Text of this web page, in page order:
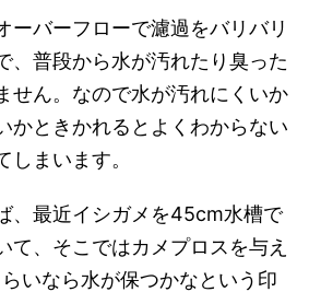
ーバーフローで濾過をバリバリ
、普段から水が汚れたり臭った
せん。なので水が汚れにくいか
かときかれるとよくわからない
しまいます。
、最近イシガメを45cm水槽で
て、そこではカメプロスを与え
いなら水が保つかなという印